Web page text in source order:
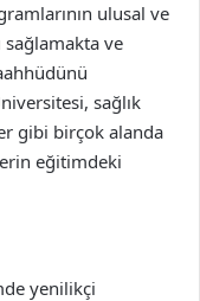
ulusal ve
ve
sağlık
gibi birçok alanda
eğitimdeki
yenilikçi